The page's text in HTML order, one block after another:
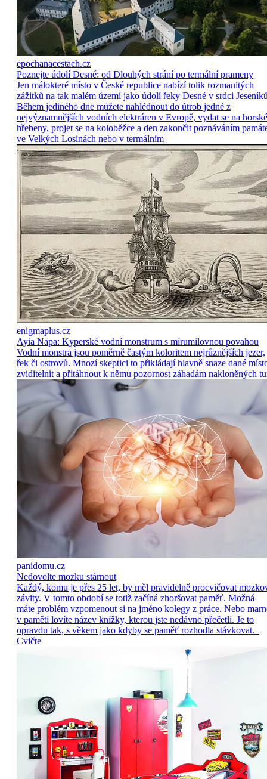
epochanacestach.cz
Poznejte údolí Desné: od Dlouhých strání po termální prameny
Jen málokteré místo v České republice nabízí tolik rozmanitých
zážitků na tak malém území jako údolí řeky Desné v srdci
Během jediného dne můžete nahlédnout do útrob jedné z
nejvýznamnějších vodních elektráren v Evropě, vydat se na horské
hřebeny, projet se na koloběžce a den zakončit poznáváním
ve Velkých Losinách nebo v termálním
enigmaplus.cz
Ayia Napa: Kyperské vodní monstrum s mírumilovnou povahou
Vodní monstra jsou poměrně častým koloritem nejrůznějších jezer,
řek či ostrovů. Mnozí skeptici to přikládají hlavně snaze dané
zviditelnit a přitáhnout k němu pozornost záhadám nakloněných
panidomu.cz
Nedovolte mozku stárnout
Každý, komu je přes 25 let, by měl pravidelně procvičovat
závity. V tomto období se totiž začíná zhoršovat paměť. Možná
máte problém vzpomenout si na jméno kolegy z práce. Nebo
v paměti lovíte název knížky, kterou jste nedávno přečetli. Je to
opravdu tak, s věkem jako kdyby se paměť rozhodla stávkovat.
Cvičte